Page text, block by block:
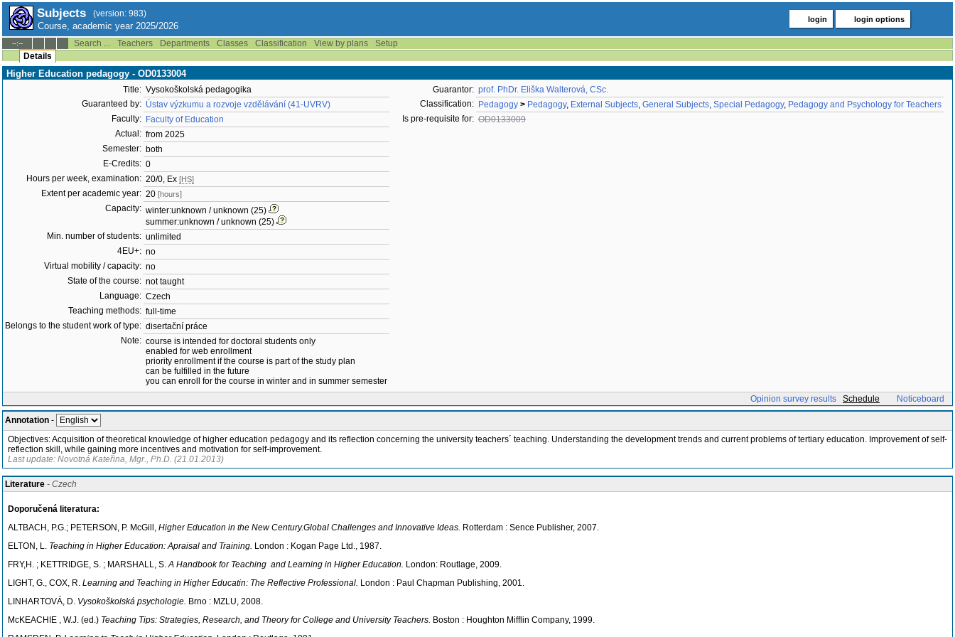
Subjects (version: 983)
Course, academic year 2025/2026
login login options
--:-- Search ... Teachers Departments Classes Classification View by plans
Setup
Details
Higher Education pedagogy - OD0133004
Title: Vysokoškolská pedagogika
Guaranteed by: Ústav výzkumu a rozvoje vzdělávání (41-UVRV)
Faculty: Faculty of Education
Actual: from 2025
Semester: both
E-Credits: 0
Hours per week, examination: 20/0, Ex [HS]
Extent per academic year: 20 [hours]
Capacity: winter:unknown / unknown (25)
summer:unknown / unknown (25)
Min. number of students: unlimited
4EU+: no
Virtual mobility / capacity: no
State of the course: not taught
Language: Czech
Teaching methods: full-time
Belongs to the student work of type: disertační práce
Note: course is intended for doctoral students only
enabled for web enrollment
priority enrollment if the course is part of the study plan
can be fulfilled in the future
you can enroll for the course in winter and in summer semester
Guarantor: prof. PhDr. Eliška Walterová, CSc.
Classification: Pedagogy > Pedagogy, External Subjects, General Subjects, Special Pedagogy, Pedagogy and Psychology for Teachers
Is pre-requisite for: OD0133009
Opinion survey results Schedule Noticeboard
Annotation -
Objectives: Acquisition of theoretical knowledge of higher education pedagogy and its reflection concerning the university teachers´ teaching. Understanding the development trends and current problems of tertiary education. Improvement of self-
reflection skill, while gaining more incentives and motivation for self-improvement.
Last update: Novotná Kateřina, Mgr., Ph.D. (21.01.2013)
Literature - Czech
Doporučená literatura:
ALTBACH, P.G.; PETERSON, P. McGill, Higher Education in the New Century.Global Challenges and Innovative Ideas. Rotterdam : Sence Publisher, 2007.
ELTON, L. Teaching in Higher Education: Apraisal and Training. London : Kogan Page Ltd., 1987.
FRY,H. ; KETTRIDGE, S. ; MARSHALL, S.A Handbook for Teaching and Learning in Higher Education. London: Routlage, 2009.
LIGHT, G., COX, R. Learning and Teaching in Higher Educatin: The Reflective Professional. London : Paul Chapman Publishing, 2001.
LINHARTOVÁ, D. Vysokoškolská psychologie. Brno : MZLU, 2008.
McKEACHIE , W.J. (ed.) Teaching Tips: Strategies, Research, and Theory for College and University Teachers. Boston : Houghton Mifflin Company, 1999.